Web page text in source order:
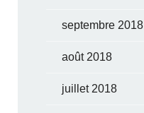
septembre 2018
août 2018
juillet 2018